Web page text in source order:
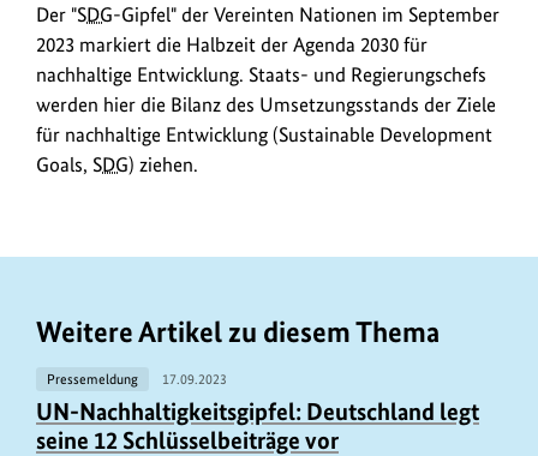
Der "SDG-Gipfel" der Vereinten Nationen im September
2023 markiert die Halbzeit der Agenda 2030 für
nachhaltige Entwicklung. Staats- und Regierungschefs
werden hier die Bilanz des Umsetzungsstands der Ziele
für nachhaltige Entwicklung (Sustainable Development
Goals, SDG) ziehen.
Weitere Artikel zu diesem Thema
Pressemeldung 17.09.2023
UN-Nachhaltigkeitsgipfel: Deutschland legt
seine 12 Schlüsselbeiträge vor